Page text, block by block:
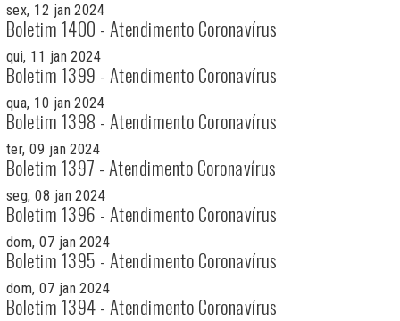
sex, 12 jan 2024
Boletim 1400 - Atendimento Coronavírus
qui, 11 jan 2024
Boletim 1399 - Atendimento Coronavírus
qua, 10 jan 2024
Boletim 1398 - Atendimento Coronavírus
ter, 09 jan 2024
Boletim 1397 - Atendimento Coronavírus
seg, 08 jan 2024
Boletim 1396 - Atendimento Coronavírus
dom, 07 jan 2024
Boletim 1395 - Atendimento Coronavírus
dom, 07 jan 2024
Boletim 1394 - Atendimento Coronavírus